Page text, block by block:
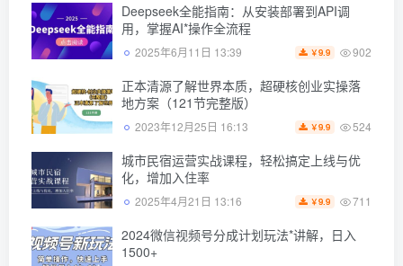
Deepseek全能指南：从安装部署到API调
用，掌握AI*操作全流程
2025年6月11日 13:39 ￥9.9 902
正本清源了解世界本质，超硬核创业实操落
地方案（121节完整版）
2023年12月25日 16:13 ￥9.9 524
城市民宿运营实战课程，轻松搞定上线与优
化，增加入住率
2025年4月21日 13:16 ￥9.9 711
2024微信视频号分成计划玩法*讲解，日入
1500+